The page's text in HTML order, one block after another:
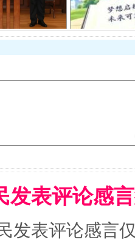
你上场
发表评论感
发表评论感言